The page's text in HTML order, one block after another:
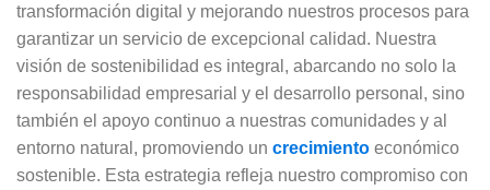
transformación digital y mejorando nuestros procesos para
garantizar un servicio de excepcional calidad. Nuestra
visión de sostenibilidad es integral, abarcando no solo la
responsabilidad empresarial y el desarrollo personal, sino
también el apoyo continuo a nuestras comunidades y al
entorno natural, promoviendo un crecimiento económico
sostenible. Esta estrategia refleja nuestro compromiso con